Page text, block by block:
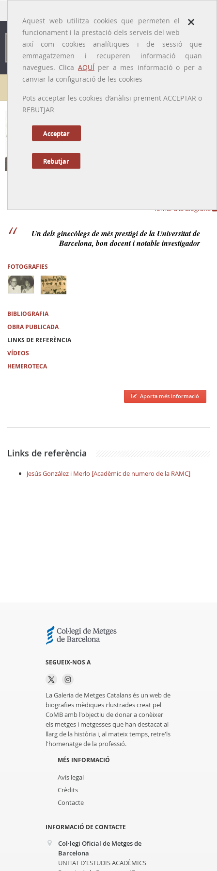
×
Aquest web utilitza cookies que permeten el
funcionament i la prestació dels serveis del web
així com cookies analítiques i de sessió que
emmagatzemen i recuperen informació quan
navegues. Clica AQUÍper a mes informació o per a
canviar la configuració de les cookies
Pots acceptar les cookies d’anàlisi prement ACCEPTAR o
REBUTJAR
Acceptar
Rebutjar
Galeria de metges
Tornar a la Biografia
Un dels ginecòlegs de més prestigi de la Universitat de
Barcelona, bon docent i notable investigador
FOTOGRAFIES
BIBLIOGRAFIA
OBRA PUBLICADA
LINKS DE REFERÈNCIA
VÍDEOS
HEMEROTECA
Aporta més informació
Links de referència
Jesús González i Merlo [Acadèmic de numero de la RAMC]
SEGUEIX-NOS A
La Galeria de Metges Catalans és un web de
biografies mèdiques i·lustrades creat pel
CoMB amb l'objectiu de donar a conèixer
els metges i metgesses que han destacat al
llarg de la història i, al mateix temps, retre'ls
l'homenatge de la professió.
MÉS INFORMACIÓ
Avís legal
Crèdits
Contacte
INFORMACIÓ DE CONTACTE
Col·legi Oficial de Metges de
Barcelona
UNITAT D'ESTUDIS ACADÈMICS